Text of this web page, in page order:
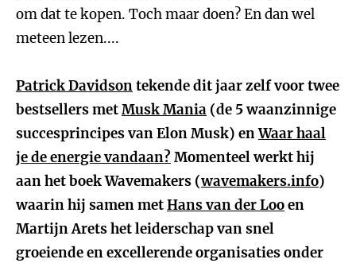
om dat te kopen. Toch maar doen? En dan wel
meteen lezen....
Patrick Davidsontekende dit jaar zelf voor twee
bestsellers metMusk Mania (de 5 waanzinnige
succesprincipes van Elon Musk) enWaar haal
je de energie vandaan? Momenteel werkt hij
aan het boek Wavemakers (wavemakers.info)
waarin hij samen metHans van der Looen
Martijn Arets het leiderschap van snel
groeiende en excellerende organisaties onder